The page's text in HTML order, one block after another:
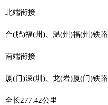
北端衔接
合(肥)福(州)、温(州)福(州)铁路
南端衔接
厦(门)深(圳)、龙(岩)厦(门)铁路
全长277.42公里